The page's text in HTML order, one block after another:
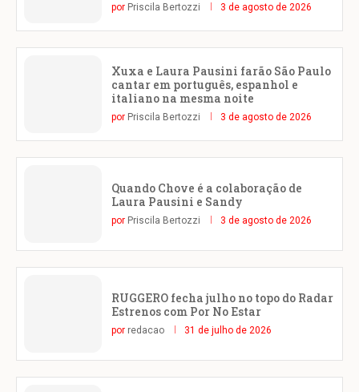
por Priscila Bertozzi 3 de agosto de 2026
Xuxa e Laura Pausini farão São Paulo
cantar em português, espanhol e
italiano na mesma noite
por Priscila Bertozzi 3 de agosto de 2026
Quando Chove é a colaboração de
Laura Pausini e Sandy
por Priscila Bertozzi 3 de agosto de 2026
RUGGERO fecha julho no topo do Radar
Estrenos com Por No Estar
por redacao 31 de julho de 2026